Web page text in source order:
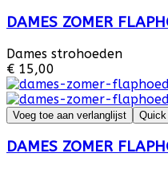
DAMES ZOMER
Dames strohoeden
€ 15,00
Voeg toe aan verlanglijst
DAMES ZOMER